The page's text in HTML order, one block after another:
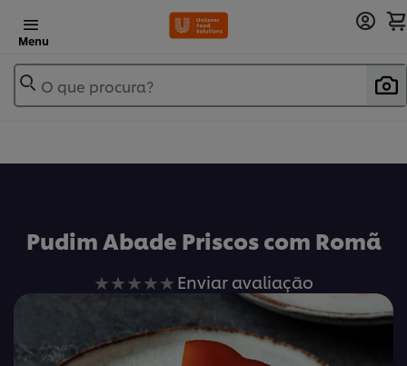
Menu
O que procura?
Pudim Abade Priscos com Romã
Nenhuma
avaliação
enviada
para
Enviar avaliação